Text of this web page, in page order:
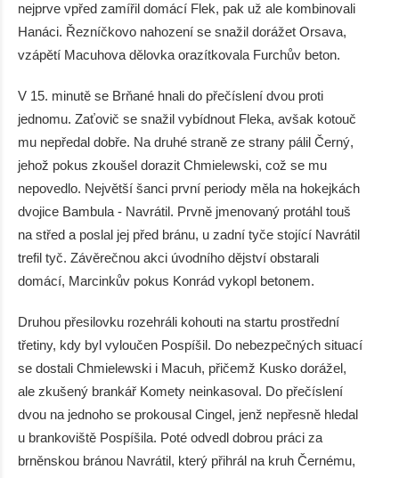
nejprve vpřed zamířil domácí Flek, pak už ale kombinovali
Hanáci. Řezníčkovo nahození se snažil dorážet Orsava,
vzápětí Macuhova dělovka orazítkovala Furchův beton.
V 15. minutě se Brňané hnali do přečíslení dvou proti
jednomu. Zaťovič se snažil vybídnout Fleka, avšak kotouč
mu nepředal dobře. Na druhé straně ze strany pálil Černý,
jehož pokus zkoušel dorazit Chmielewski, což se mu
nepovedlo. Největší šanci první periody měla na hokejkách
dvojice Bambula - Navrátil. Prvně jmenovaný protáhl touš
na střed a poslal jej před bránu, u zadní tyče stojící Navrátil
trefil tyč. Závěrečnou akci úvodního dějství obstarali
domácí, Marcinkův pokus Konrád vykopl betonem.
Druhou přesilovku rozehráli kohouti na startu prostřední
třetiny, kdy byl vyloučen Pospíšil. Do nebezpečných situací
se dostali Chmielewski i Macuh, přičemž Kusko dorážel,
ale zkušený brankář Komety neinkasoval. Do přečíslení
dvou na jednoho se prokousal Cingel, jenž nepřesně hledal
u brankoviště Pospíšila. Poté odvedl dobrou práci za
brněnskou bránou Navrátil, který přihrál na kruh Černému,